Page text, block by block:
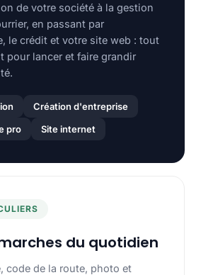
de votre société à la gestion
en passant par
le crédit et votre site web : tout
pour lancer et faire grandir
Création d'entreprise
pro
Site internet
du quotidien
code de la route, photo et